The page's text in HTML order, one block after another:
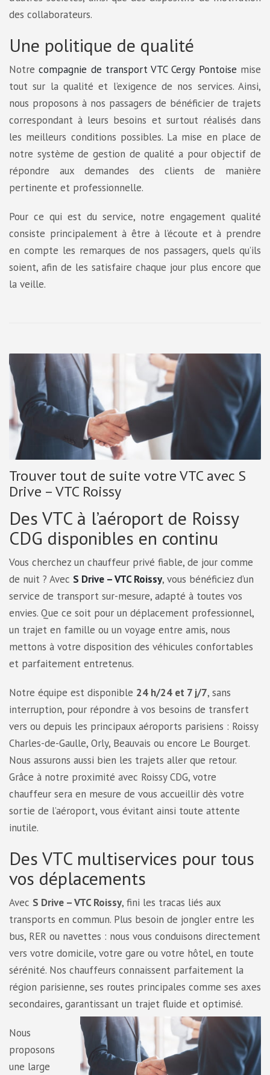
des collaborateurs.
Une politique de qualité
Notrecompagnie de transport VTC Cergy Pontoise mise
tout sur la qualité et l’exigence de nos services. Ainsi,
nous proposons à nos passagers de bénéficier de trajets
correspondant à leurs besoins et surtout réalisés dans
les meilleurs conditions possibles. La mise en place de
notre système de gestion de qualité a pour objectif de
répondre aux demandes des clients de manière
pertinente et professionnelle.
Pour ce qui est du service, notre engagement qualité
consiste principalement à être à l’écoute et à prendre
en compte les remarques de nos passagers, quels qu’ils
soient, afin de les satisfaire chaque jour plus encore que
la veille.
Trouver tout de suite votre VTC avec S
Drive – VTC Roissy
Des VTC à l’aéroport de Roissy
CDG disponibles en continu
Vous cherchez un chauffeur privé fiable, de jour comme
de nuit ? Avec S Drive – VTC Roissy, vous bénéficiez d’un
service de transport sur-mesure, adapté à toutes vos
envies. Que ce soit pour un déplacement professionnel,
un trajet en famille ou un voyage entre amis, nous
mettons à votre disposition des véhicules confortables
et parfaitement entretenus.
Notre équipe est disponible 24 h/24 et 7 j/7, sans
interruption, pour répondre à vos besoins de transfert
vers ou depuis les principaux aéroports parisiens : Roissy
Charles-de-Gaulle, Orly, Beauvais ou encore Le Bourget.
Nous assurons aussi bien les trajets aller que retour.
Grâce à notre proximité avec Roissy CDG, votre
chauffeur sera en mesure de vous accueillir dès votre
sortie de l’aéroport, vous évitant ainsi toute attente
inutile.
Des VTC multiservices pour tous
vos déplacements
Avec S Drive – VTC Roissy, fini les tracas liés aux
transports en commun. Plus besoin de jongler entre les
bus, RER ou navettes : nous vous conduisons directement
vers votre domicile, votre gare ou votre hôtel, en toute
sérénité. Nos chauffeurs connaissent parfaitement la
région parisienne, ses routes principales comme ses axes
secondaires, garantissant un trajet fluide et optimisé.
Nous
proposons
une large